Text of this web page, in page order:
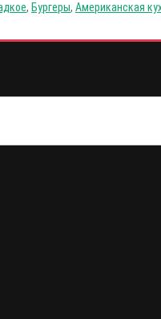
, Бургеры, Американская